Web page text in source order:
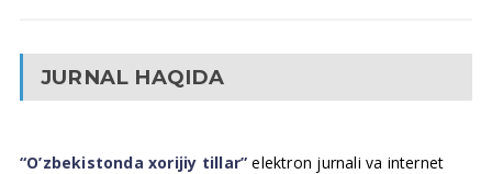
JURNAL HAQIDA
“O’zbekistonda xorijiy tillar” elektron jurnali va internet